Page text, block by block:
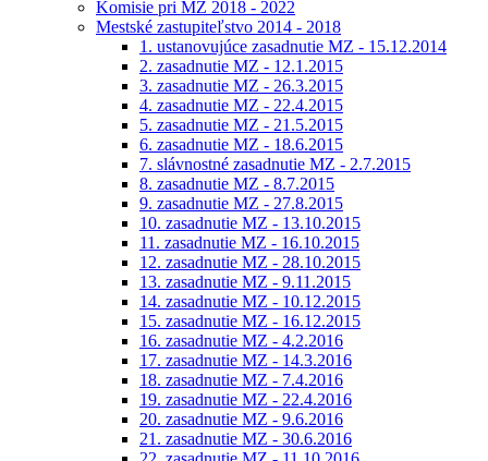
Komisie pri MZ 2018 - 2022
Mestské zastupiteľstvo 2014 - 2018
1. ustanovujúce zasadnutie MZ - 15.12.2014
2. zasadnutie MZ - 12.1.2015
3. zasadnutie MZ - 26.3.2015
4. zasadnutie MZ - 22.4.2015
5. zasadnutie MZ - 21.5.2015
6. zasadnutie MZ - 18.6.2015
7. slávnostné zasadnutie MZ - 2.7.2015
8. zasadnutie MZ - 8.7.2015
9. zasadnutie MZ - 27.8.2015
10. zasadnutie MZ - 13.10.2015
11. zasadnutie MZ - 16.10.2015
12. zasadnutie MZ - 28.10.2015
13. zasadnutie MZ - 9.11.2015
14. zasadnutie MZ - 10.12.2015
15. zasadnutie MZ - 16.12.2015
16. zasadnutie MZ - 4.2.2016
17. zasadnutie MZ - 14.3.2016
18. zasadnutie MZ - 7.4.2016
19. zasadnutie MZ - 22.4.2016
20. zasadnutie MZ - 9.6.2016
21. zasadnutie MZ - 30.6.2016